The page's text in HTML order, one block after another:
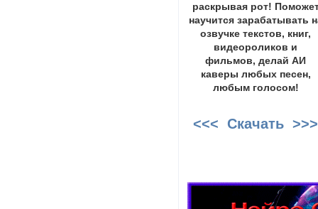
раскрывая рот!
научится зарабатывать
озвучке текстов, книг,
видеороликов и
фильмов, делай АИ
каверы любых песен,
любым голосом!
<<< Скачать >>>